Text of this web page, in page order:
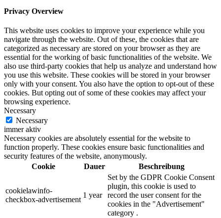
Privacy Overview
This website uses cookies to improve your experience while you
navigate through the website. Out of these, the cookies that are
categorized as necessary are stored on your browser as they are
essential for the working of basic functionalities of the website. We
also use third-party cookies that help us analyze and understand how
you use this website. These cookies will be stored in your browser
only with your consent. You also have the option to opt-out of these
cookies. But opting out of some of these cookies may affect your
browsing experience.
Necessary
Necessary
immer aktiv
Necessary cookies are absolutely essential for the website to
function properly. These cookies ensure basic functionalities and
security features of the website, anonymously.
Cookie
Dauer Beschreibung
cookielawinfo-
checkbox-advertisement
1 year
Set by the GDPR Cookie Consent
plugin, this cookie is used to
record the user consent for the
cookies in the "Advertisement"
category .